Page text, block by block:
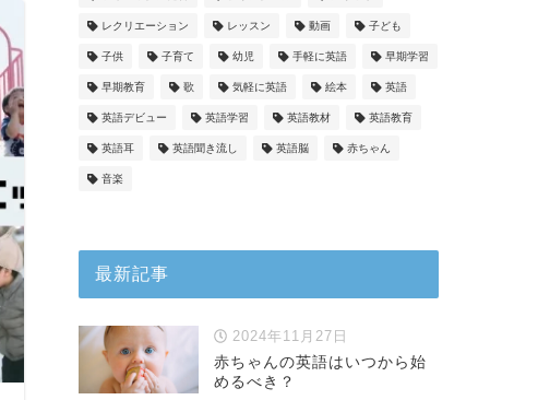
レクリエーション レッスン 動画 子ども
子供 子育て 幼児 手軽に英語 早期学習
早期教育 歌 気軽に英語 絵本 英語
英語デビュー 英語学習 英語教材 英語教育
英語耳 英語聞き流し 英語脳 赤ちゃん
音楽
最新記事
2024年11月27日
赤ちゃんの英語はいつから始
めるべき？